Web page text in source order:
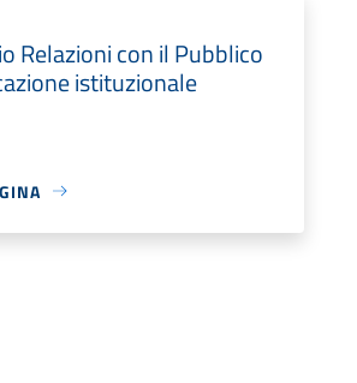
Relazioni con il Pubblico
istituzionale